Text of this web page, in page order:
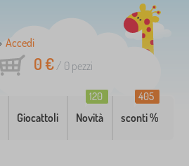
Accedi
0 €/ 0 pezzi
Giocattoli Novità
120
sconti %
405